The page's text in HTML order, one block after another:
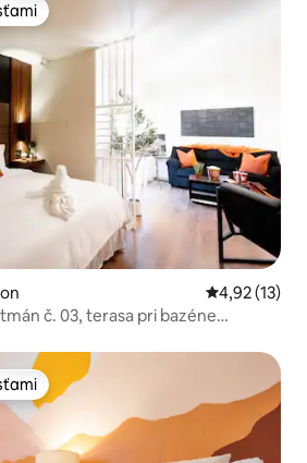
Priemerné
4,92 (13)
č. 03, terasa pri bazéne